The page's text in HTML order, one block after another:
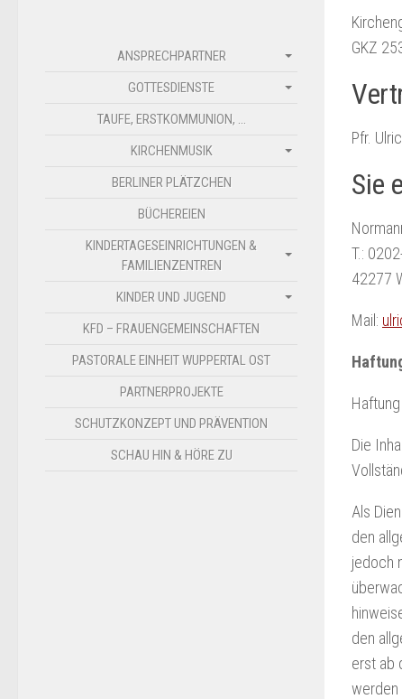
GKZ
Pfr.
Sie
T.:
42277
Mail:
Die
Als
den
jedoch
den
erst ab
werden
ANSPRECHPARTNER
GOTTESDIENSTE
TAUFE, ERSTKOMMUNION, …
KIRCHENMUSIK
BERLINER PLÄTZCHEN
BÜCHEREIEN
KINDERTAGESEINRICHTUNGEN &
FAMILIENZENTREN
KINDER UND JUGEND
KFD – FRAUENGEMEINSCHAFTEN
PASTORALE EINHEIT WUPPERTAL OST
PARTNERPROJEKTE
SCHUTZKONZEPT UND PRÄVENTION
SCHAU HIN & HÖRE ZU